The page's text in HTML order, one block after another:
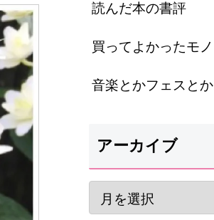
読んだ本の書評
買ってよかったモノ
音楽とかフェスとか
アーカイブ